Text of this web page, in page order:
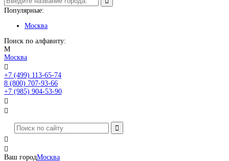
Популярные:
Москва
Поиск по алфавиту:
М
Москва

+7 (499) 113-65-74
8 (800) 707-93-66
+7 (985) 904-53-90




Ваш городМосква